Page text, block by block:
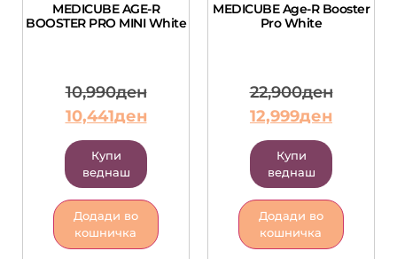
MEDICUBE AGE-R
BOOSTER PRO MINI White
10,990ден
10,441ден
Купи
веднаш
Додади во
кошничка
MEDICUBE Age-R Booster
Pro White
22,900ден
12,999ден
Купи
веднаш
Додади во
кошничка